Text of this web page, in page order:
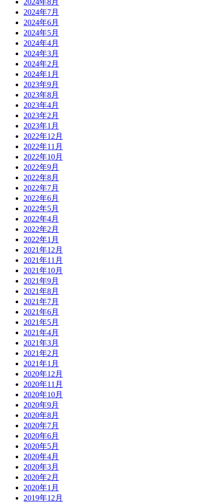
2024年8月
2024年7月
2024年6月
2024年5月
2024年4月
2024年3月
2024年2月
2024年1月
2023年9月
2023年8月
2023年4月
2023年2月
2023年1月
2022年12月
2022年11月
2022年10月
2022年9月
2022年8月
2022年7月
2022年6月
2022年5月
2022年4月
2022年2月
2022年1月
2021年12月
2021年11月
2021年10月
2021年9月
2021年8月
2021年7月
2021年6月
2021年5月
2021年4月
2021年3月
2021年2月
2021年1月
2020年12月
2020年11月
2020年10月
2020年9月
2020年8月
2020年7月
2020年6月
2020年5月
2020年4月
2020年3月
2020年2月
2020年1月
2019年12月